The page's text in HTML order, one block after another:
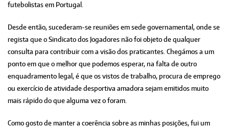
futebolistas em Portugal.
Desde então, sucederam-se reuniões em sede governamental, onde se
regista que o Sindicato dos Jogadores não foi objeto de qualquer
consulta para contribuir com a visão dos praticantes. Chegámos a um
ponto em que o melhor que podemos esperar, na falta de outro
enquadramento legal, é que os vistos de trabalho, procura de emprego
ou exercício de atividade desportiva amadora sejam emitidos muito
mais rápido do que alguma vez o foram.
Como gosto de manter a coerência sobre as minhas posições, fui um